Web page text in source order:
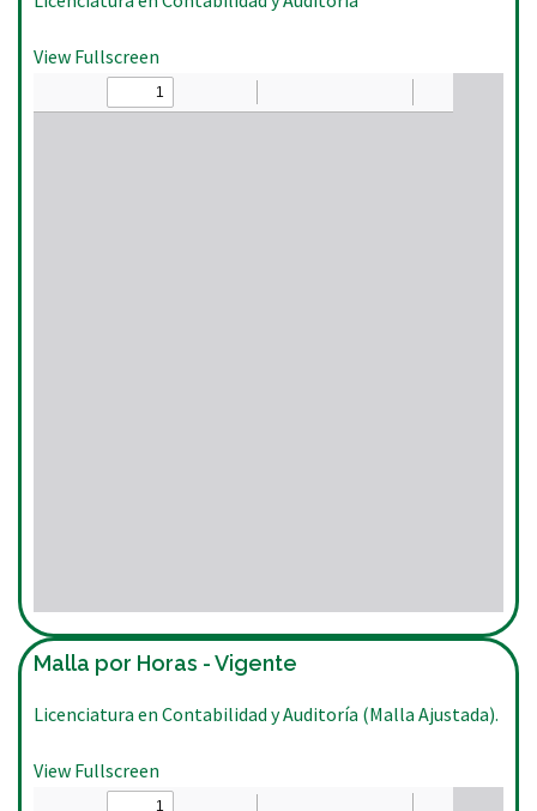
View Fullscreen
Malla por Horas - Vigente
Licenciatura en Contabilidad y Auditoría (Malla Ajustada).
View Fullscreen